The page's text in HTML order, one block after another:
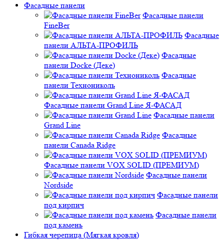
Фасадные панели
Фасадные панели
FineBer
Фасадные
панели АЛЬТА-ПРОФИЛЬ
Фасадные
панели Docke (Деке)
Фасадные
панели Технониколь
Фасадные панели Grand Line Я-ФАСАД
Фасадные панели
Grand Line
Фасадные
панели Canada Ridge
Фасадные панели VOX SOLID (ПРЕМИУМ)
Фасадные панели
Nordside
Фасадные панели
под кирпич
Фасадные панели
под камень
Гибкая черепица (Мягкая кровля)